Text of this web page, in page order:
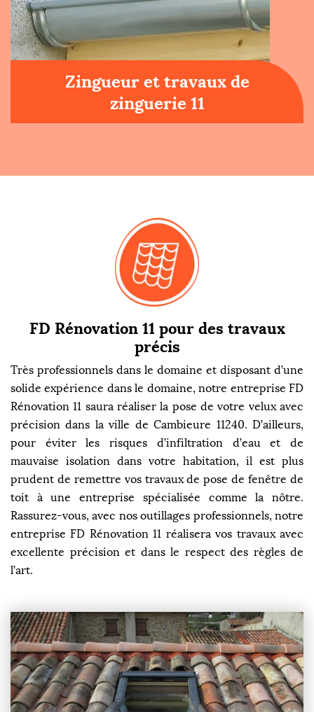
Zingueur et travaux de
zinguerie 11
FD Rénovation 11 pour des travaux
précis
Très professionnels dans le domaine et disposant d’une
solide expérience dans le domaine, notre entreprise FD
Rénovation 11 saura réaliser la pose de votre velux avec
précision dans la ville de Cambieure 11240. D’ailleurs,
pour éviter les risques d’infiltration d’eau et de
mauvaise isolation dans votre habitation, il est plus
prudent de remettre vos travaux de pose de fenêtre de
toit à une entreprise spécialisée comme la nôtre.
Rassurez-vous, avec nos outillages professionnels, notre
entreprise FD Rénovation 11 réalisera vos travaux avec
excellente précision et dans le respect des règles de
l’art.